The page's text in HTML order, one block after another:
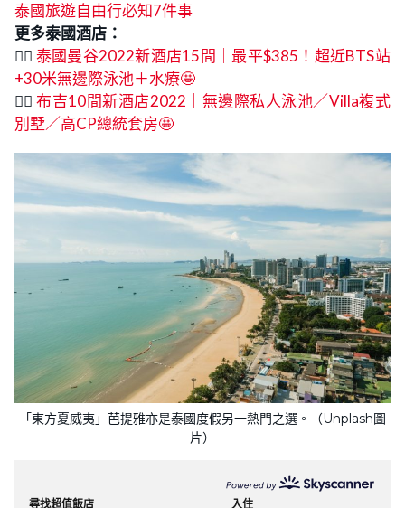
泰國旅遊自由行必知7件事
更多泰國酒店：
👉🏻 泰國曼谷2022新酒店15間｜最平$385！超近BTS站
+30米無邊際泳池＋水療🤩
👉🏻 布吉10間新酒店2022｜無邊際私人泳池／Villa複式
別墅／高CP總統套房🤩
「東方夏威夷」芭提雅亦是泰國度假另一熱門之選。（Unplash圖
片）